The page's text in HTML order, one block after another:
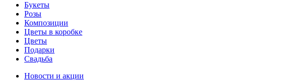
Букеты
Розы
Композиции
Цветы в коробке
Цветы
Подарки
Свадьба
Новости и акции